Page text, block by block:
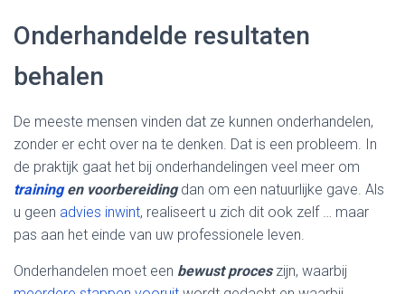
Onderhandelde resultaten
behalen
De meeste mensen vinden dat ze kunnen onderhandelen,
zonder er echt over na te denken. Dat is een probleem. In
de praktijk gaat het bij onderhandelingen veel meer om
trainingen voorbereidingdan om een natuurlijke gave. Als
u geen advies inwint, realiseert u zich dit ook zelf … maar
pas aan het einde van uw professionele leven.
Onderhandelen moet een bewust proceszijn, waarbij